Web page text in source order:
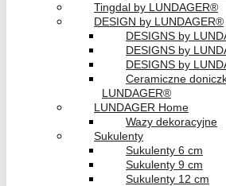
Tingdal by LUNDAGER®
DESIGN by LUNDAGER®
DESIGNS by
DESIGNS by
DESIGNS by
Ceramiczne
LUNDAGER®
LUNDAGER Home
Wazy dekoracyjne
Sukulenty
Sukulenty 6 cm
Sukulenty 9 cm
Sukulenty 12 cm